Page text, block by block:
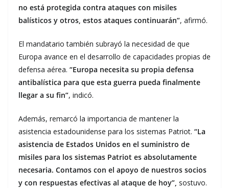
no está protegida contra ataques con misiles
balísticos y otros, estos ataques continuarán”, afirmó.
El mandatario también subrayó la necesidad de que
Europa avance en el desarrollo de capacidades propias de
defensa aérea. “Europa necesita su propia defensa
antibalística para que esta guerra pueda finalmente
llegar a su fin”, indicó.
Además, remarcó la importancia de mantener la
asistencia estadounidense para los sistemas Patriot. “La
asistencia de Estados Unidos en el suministro de
misiles para los sistemas Patriot es absolutamente
necesaria. Contamos con el apoyo de nuestros socios
y con respuestas efectivas al ataque de hoy”, sostuvo.